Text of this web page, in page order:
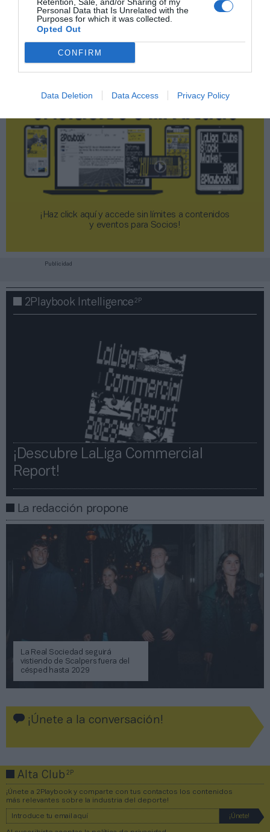
Personal Data that Is Unrelated with the
Purposes for which it was collected.
Opted Out
CONFIRM
Data Deletion Data Access Privacy Policy
2Playbook Club2P
¡Haz click aquí y accede sin límites a contenidos
y eventos para Socios!​​​​​​​
Publicidad
2Playbook Intelligence2P
¡Descubre LaLiga Commercial
Report!​​
La redacción propone
La Real Sociedad seguirá
vistiendo de Scalpers fuera del
césped hasta 2029
¡Únete a la conversación!
Alta Club2P
¡Únete a 2Playbook y comparte con tus contactos los contenidos
más relevantes sobre la industria del deporte!